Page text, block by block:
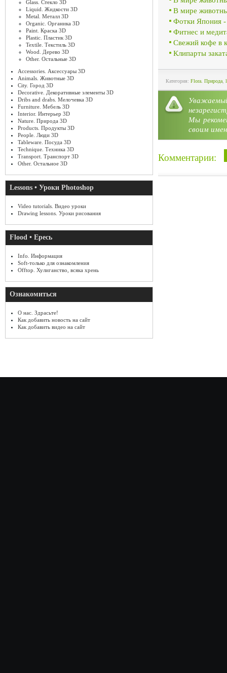
Glass. Стекло 3D
Liquid. Жидкости 3D
Metal. Металл 3D
Organic. Органика 3D
Paint. Краска 3D
Plastic. Пластик 3D
Textile. Текстиль 3D
Wood. Дерево 3D
Other. Остальные 3D
Accessories. Аксессуары 3D
Animals. Животные 3D
City. Город 3D
Decorative. Декоративные элементы 3D
Dribs and drabs. Мелочевка 3D
Furniture. Мебель 3D
Interior. Интерьер 3D
Nature. Природа 3D
Products. Продукты 3D
People. Люди 3D
Tableware. Посуда 3D
Technique. Техника 3D
Transport. Транспорт 3D
Other. Остальное 3D
Lessons • Уроки Photoshop
Video tutorials. Видео уроки
Drawing lessons. Уроки рисования
Flood • Ересь
Info. Информация
Soft-только для ознакомления
Offtop. Хулиганство, всяка хрень
Ознакомиться
О нас. Здрасьте!
Как добавить новость на сайт
Как добавить видео на сайт
В мире
Фотки Япония -
Фитнес и
Свежий кофе в
Клипарты
Категория: Flora. Природа
Мы
своим
Комментарии: